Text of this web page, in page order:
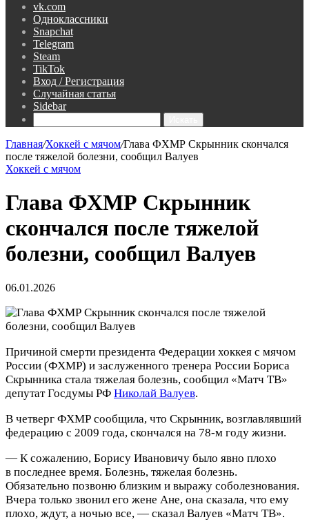
vk.com
Одноклассники
Snapchat
Telegram
Steam
TikTok
Вход / Регистрация
Случайная статья
Sidebar
Главная/Хоккей с мячом/Глава ФХМР Скрынник скончался
после тяжелой болезни, сообщил Валуев
Хоккей с мячом
Глава ФХМР Скрынник
скончался после тяжелой
болезни, сообщил Валуев
06.01.2026
Причиной смерти президента Федерации хоккея с мячом
России (ФХМР) и заслуженного тренера России Бориса
Скрынника стала тяжелая болезнь, сообщил «Матч ТВ»
депутат Госдумы РФ Николай Валуев.
В четверг ФХМР сообщила, что Скрынник, возглавлявший
федерацию с 2009 года, скончался на 78‑м году жизни.
— К сожалению, Борису Ивановичу было явно плохо
в последнее время. Болезнь, тяжелая болезнь.
Обязательно позвоню близким и выражу соболезнования.
Вчера только звонил его жене Ане, она сказала, что ему
плохо, ждут, а ночью все, — сказал Валуев «Матч ТВ».